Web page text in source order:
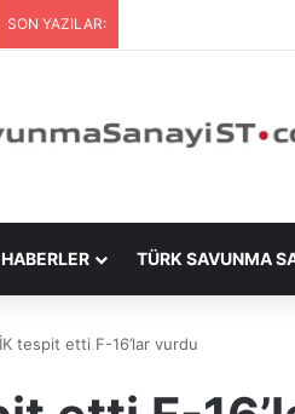
SON YAZILAR:
HABERLER TÜRK SAVUNMA
tespit etti F-16’lar vurdu